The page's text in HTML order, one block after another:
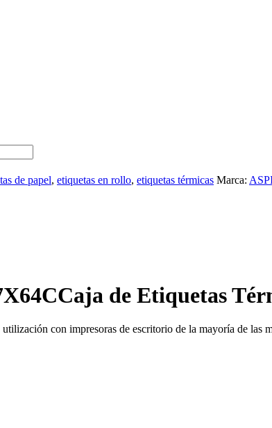
de papel, etiquetas en rollo, etiquetas térmicas Marca:
Caja de Etiquetas
con impresoras de escritorio de la mayoría de las